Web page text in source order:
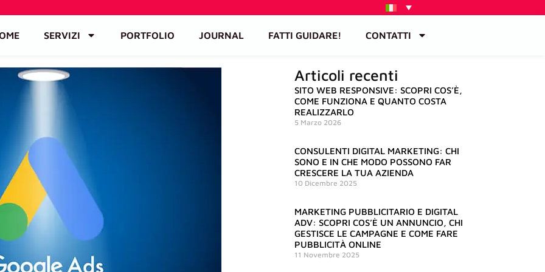
SERVIZI PORTFOLIO JOURNAL FATTI GUIDARE! CONTATTI
Articoli recenti
SITO WEB RESPONSIVE: SCOPRI COS’È,
COME FUNZIONA E QUANTO COSTA
REALIZZARLO
5 Marzo 2026
CONSULENTI DIGITAL MARKETING: CHI
SONO E IN CHE MODO POSSONO FAR
CRESCERE LA TUA AZIENDA
10 Dicembre 2025
MARKETING PUBBLICITARIO E DIGITAL
ADV: SCOPRI COS’È UN ANNUNCIO, CHI
GESTISCE LE CAMPAGNE E COME FARE
PUBBLICITÀ ONLINE
11 Novembre 2025